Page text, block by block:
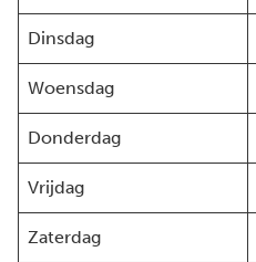
Dinsdag
Woensdag
Donderdag
Vrijdag
Zaterdag